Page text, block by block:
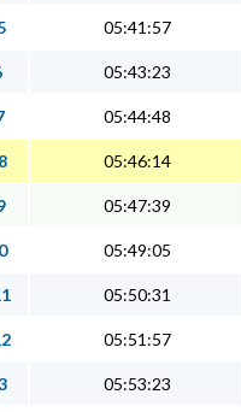
05:41:57
05:43:23
05:44:48
05:46:14
05:47:39
05:49:05
05:50:31
05:51:57
05:53:23